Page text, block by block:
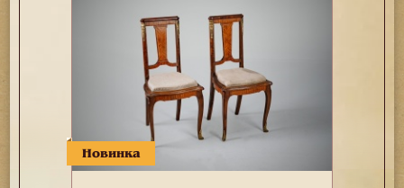
Новинка